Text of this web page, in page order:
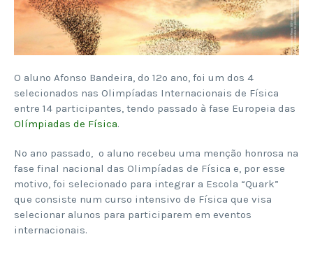
O aluno Afonso Bandeira, do 12º ano, foi um dos 4
selecionados nas Olimpíadas Internacionais de Física
entre 14 participantes, tendo passado à fase Europeia das
Olímpiadas de Física.
No ano passado, o aluno recebeu uma menção honrosa na
fase final nacional das Olimpíadas de Física e, por esse
motivo, foi selecionado para integrar a Escola “Quark”
que consiste num curso intensivo de Física que visa
selecionar alunos para participarem em eventos
internacionais.